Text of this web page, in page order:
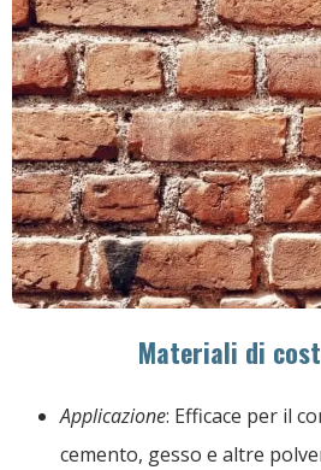
Materiali di
Applicazione: Efficace per il
cemento, gesso e altre